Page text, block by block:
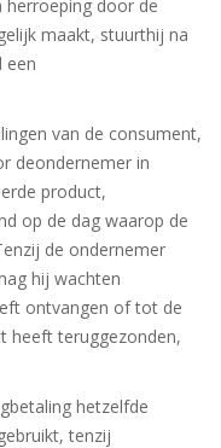
door de
maakt, stuurthij na
een
van de consument,
deondernemer in
product,
op de dag waarop de
de ondernemer
hij wachten
ontvangen of tot de
heeft teruggezonden,
hetzelfde
tenzij